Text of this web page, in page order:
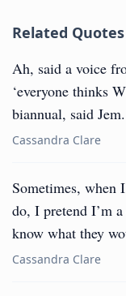
Related Quotes
Ah, said a voice
‘everyone thinks
biannual, said
Cassandra Clare
Sometimes, when
do, I pretend I’m
know what they
Cassandra Clare